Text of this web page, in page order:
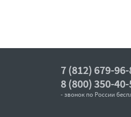
7 (812) 679-
8 (800) 350-
- звонок по России